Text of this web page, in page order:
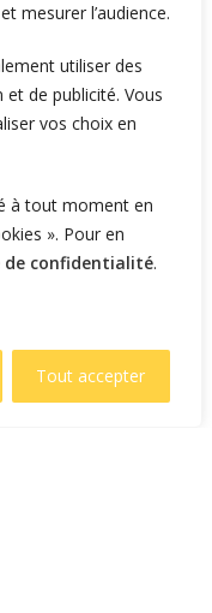
mesurer l’audience.
utiliser des
de publicité. Vous
vos choix en
à tout moment en
». Pour en
de confidentialité.
Tout accepter